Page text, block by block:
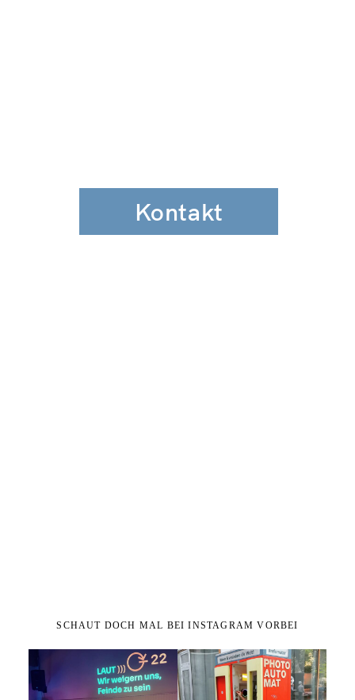
Kontakt
SCHAUT DOCH MAL BEI INSTAGRAM VORBEI